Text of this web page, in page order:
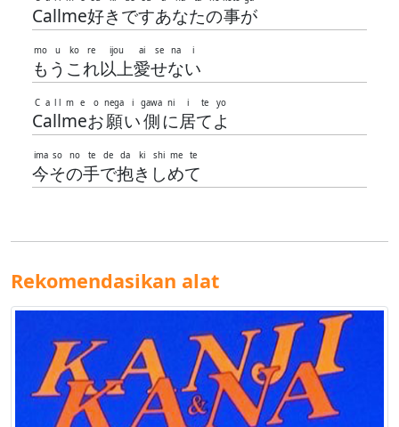
Callme好きですあなたの事が
も
mo
う
u
こ
ko
れ
re
以上
ijou
愛
ai
せ
se
な
na
い
i
C
C
a
a
l
l
l
l
m
m
e
e
お
o
願
nega
い
i
側
gawa
に
ni
居
i
て
te
よ
yo
今
ima
そ
so
の
no
手
te
で
de
抱
da
き
ki
し
shi
め
me
て
te
Rekomendasikan alat